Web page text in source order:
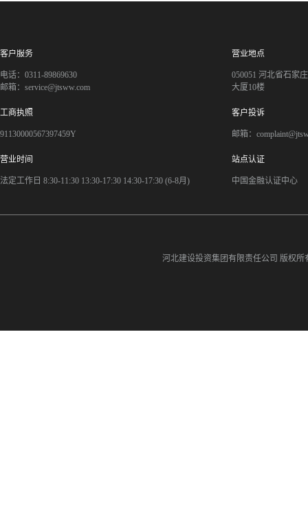
客户服务
电话：0311-89869630
邮箱：service@jtsww.com
营业地点
050051 河北省石家
大厦10楼
工商执照
91130000567397459Y
客户投诉
邮箱：
营业时间
法定工作日 8:30-11:30 13:30-17:30 14:30-17:30 (6-8月)
站点认证
中国金融认证中心
河北建设投资集团有限责任公司 版权所